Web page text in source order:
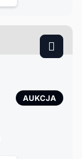
AUKCJA